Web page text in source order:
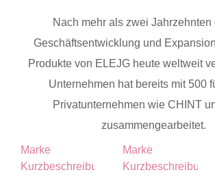
Nach mehr als zwei Jahrzehnten
Geschäftsentwicklung und
Produkte von ELEJG heute weltweit
Unternehmen hat bereits mit 500
Privatunternehmen wie CHINT
zusammengearbeitet.